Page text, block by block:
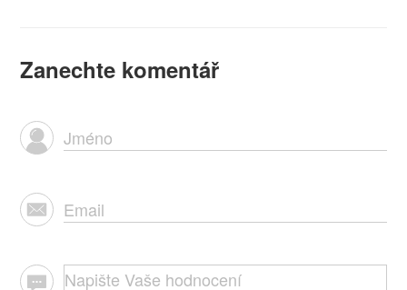
Zanechte komentář